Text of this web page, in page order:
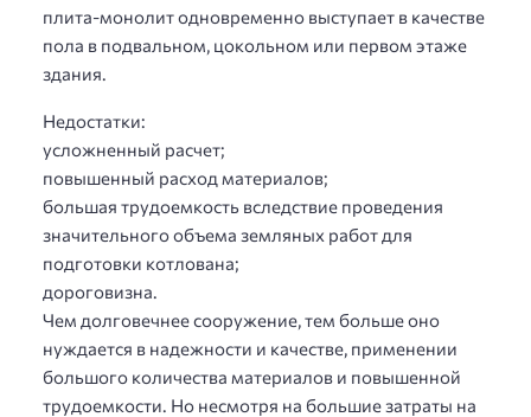
плита-монолит одновременно выступает в качестве
пола в подвальном, цокольном или первом этаже
здания.
Недостатки:
усложненный расчет;
повышенный расход материалов;
большая трудоемкость вследствие проведения
значительного объема земляных работ для
подготовки котлована;
дороговизна.
Чем долговечнее сооружение, тем больше оно
нуждается в надежности и качестве, применении
большого количества материалов и повышенной
трудоемкости. Но несмотря на большие затраты на